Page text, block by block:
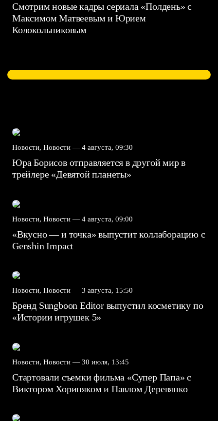
Смотрим новые кадры сериала «Полдень» с
Максимом Матвеевым и Юрием
Колокольниковым
Новости, Новости — 4 августа, 09:30
Юра Борисов отправляется в другой мир в
трейлере «Девятой планеты»
Новости, Новости — 4 августа, 09:00
«Вкусно — и точка» выпустит коллаборацию с
Genshin Impact⁠⁠
Новости, Новости — 3 августа, 15:50
Бренд Sungboon Editor выпустил косметику по
«Истории игрушек 5»
Новости, Новости — 30 июля, 13:45
Стартовали съемки фильма «Супер Папа» с
Виктором Хориняком и Павлом Деревянко